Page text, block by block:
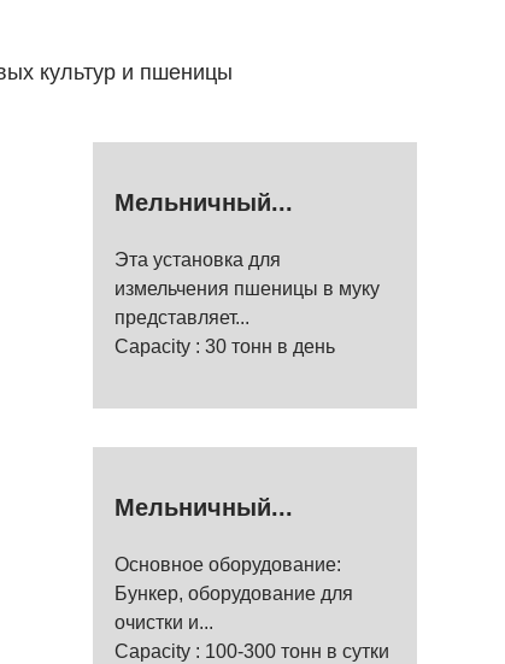
культур и пшеницы
Мельничный...
Эта установка для
измельчения пшеницы в муку
представляет...
Capacity : 30 тонн в день
Мельничный...
Основное оборудование:
Бункер, оборудование для
очистки и...
Capacity : 100-300 тонн в сутки